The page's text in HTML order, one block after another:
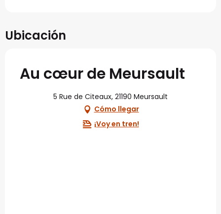
Ubicación
Au cœur de Meursault
5 Rue de Citeaux, 21190 Meursault
Cómo llegar
¡Voy en tren!